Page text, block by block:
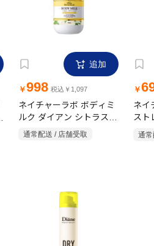
追加
￥998 税込￥1,097
ネイチャーラボ ボディミ
ルク ダイアン シトラス
通常配送 / 店舗受取
￥
ネイ
スト
通常